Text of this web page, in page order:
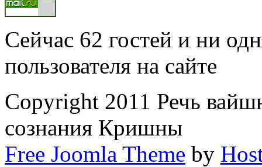
Сейчас 62 гостей и ни
пользователя на сайте
Copyright 2011 Речь
сознания Кришны
Free Joomla Theme by